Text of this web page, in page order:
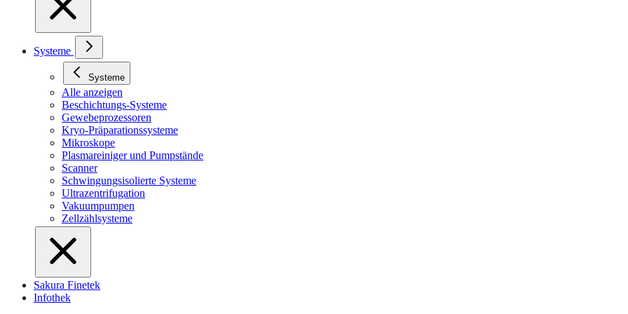
Systeme
Systeme
Alle anzeigen
Beschichtungs-Systeme
Gewebeprozessoren
Kryo-Präparationssysteme
Mikroskope
Plasmareiniger und Pumpstände
Scanner
Schwingungsisolierte Systeme
Ultrazentrifugation
Vakuumpumpen
Zellzählsysteme
Sakura Finetek
Infothek